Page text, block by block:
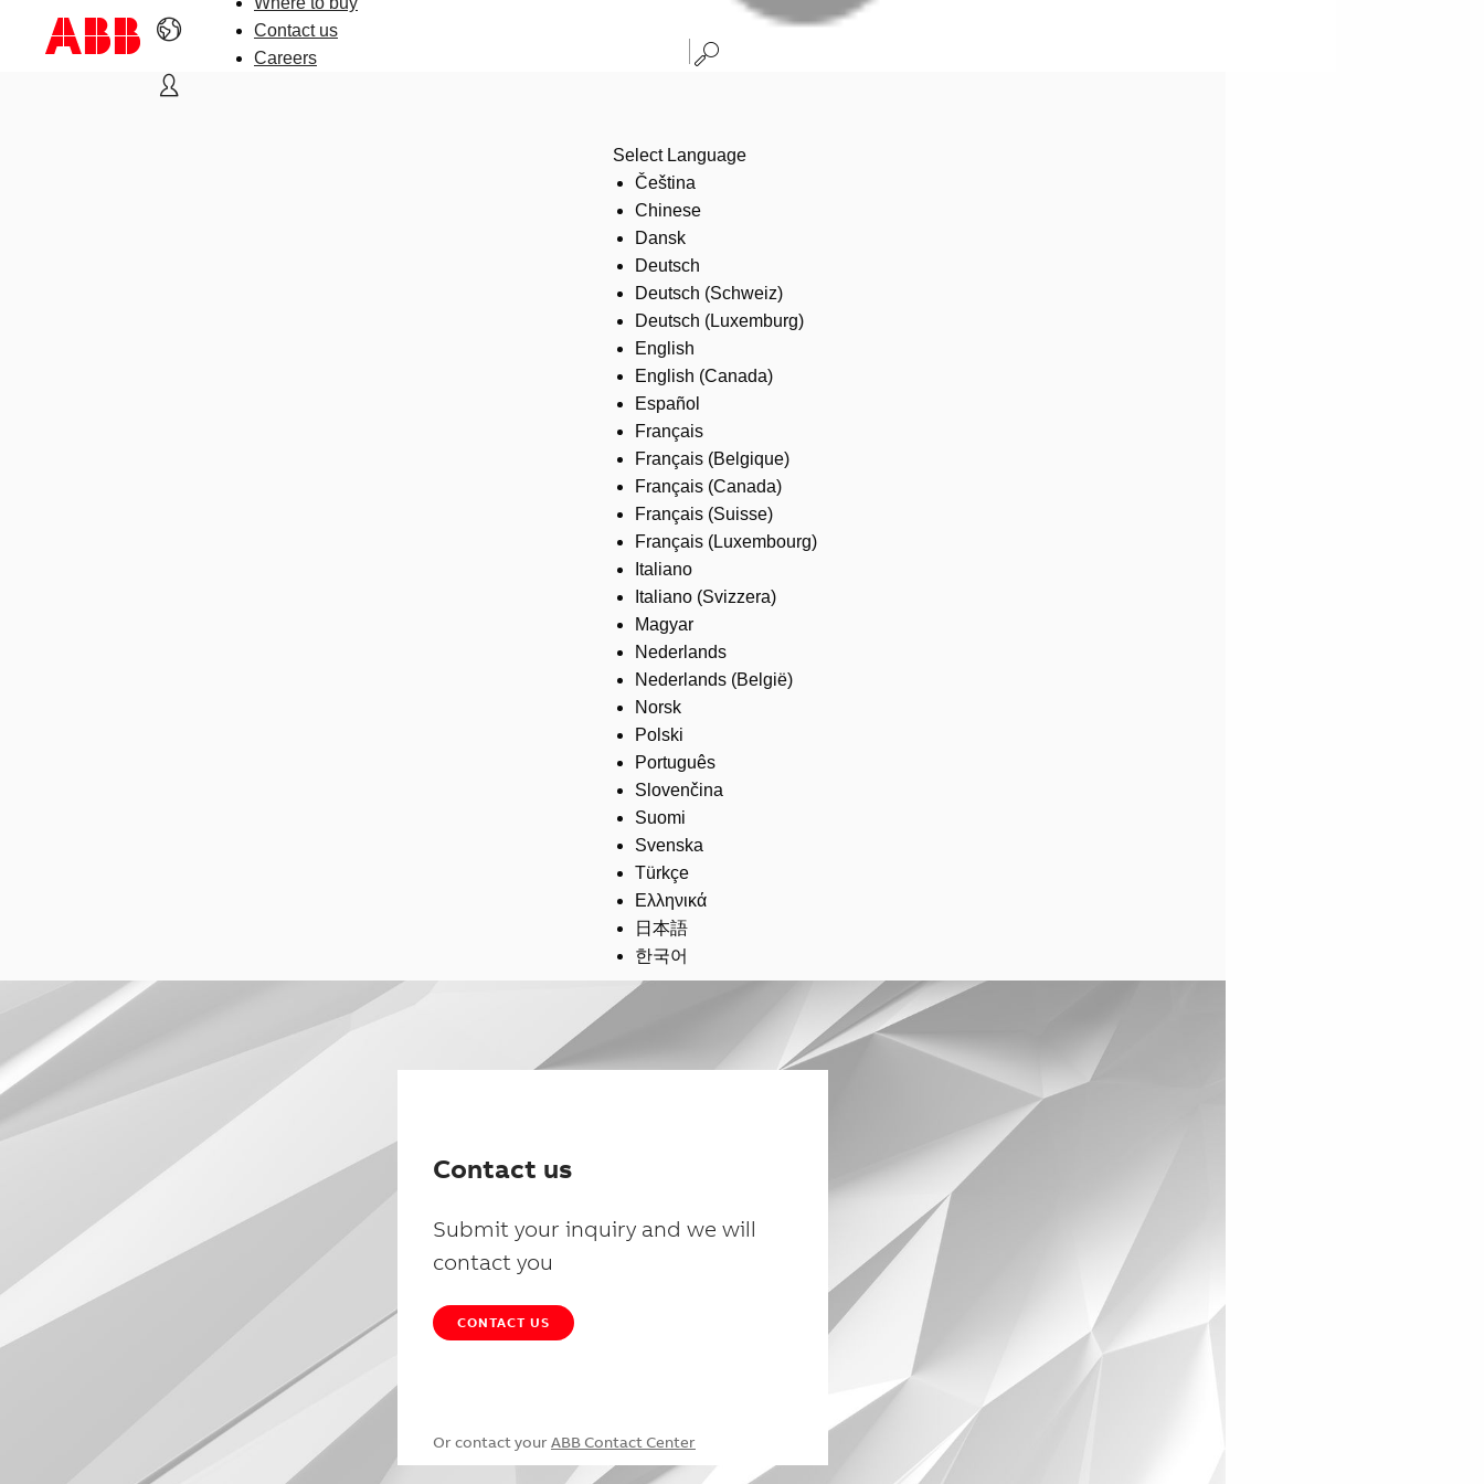
Contact us
Careers
Select Language
Čeština
Chinese
Dansk
Deutsch
Deutsch (Schweiz)
Deutsch (Luxemburg)
English
English (Canada)
Español
Français
Français (Belgique)
Français (Canada)
Français (Suisse)
Français (Luxembourg)
Italiano
Italiano (Svizzera)
Magyar
Nederlands
Nederlands (België)
Norsk
Polski
Português
Slovenčina
Suomi
Svenska
Türkçe
Ελληνικά
日本語
한국어
Contact us
Submit your inquiry and we will
contact you
CONTACT US
Or contact your ABB Contact Center